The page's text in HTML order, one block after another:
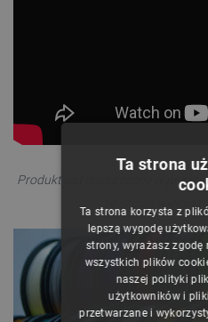
Produkt jest dostarczany w
Ta strona
Ta strona korzysta z
lepszą wygodę
strony, wyrażasz
wszystkich plików
naszej polityki
użytkowników i
przetwarzane i